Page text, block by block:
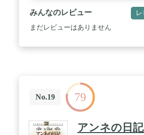
みんなのレビュー
まだレビューはありません
No.19 79
アンネの日